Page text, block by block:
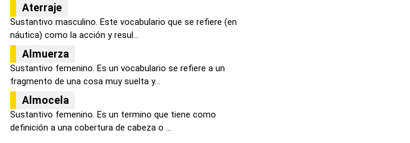
Aterraje
Sustantivo masculino. Este vocabulario que se refiere (en
náutica) como la acción y resul...
Almuerza
Sustantivo femenino. Es un vocabulario se refiere a un
fragmento de una cosa muy suelta y...
Almocela
Sustantivo femenino. Es un termino que tiene como
definición a una cobertura de cabeza o ...